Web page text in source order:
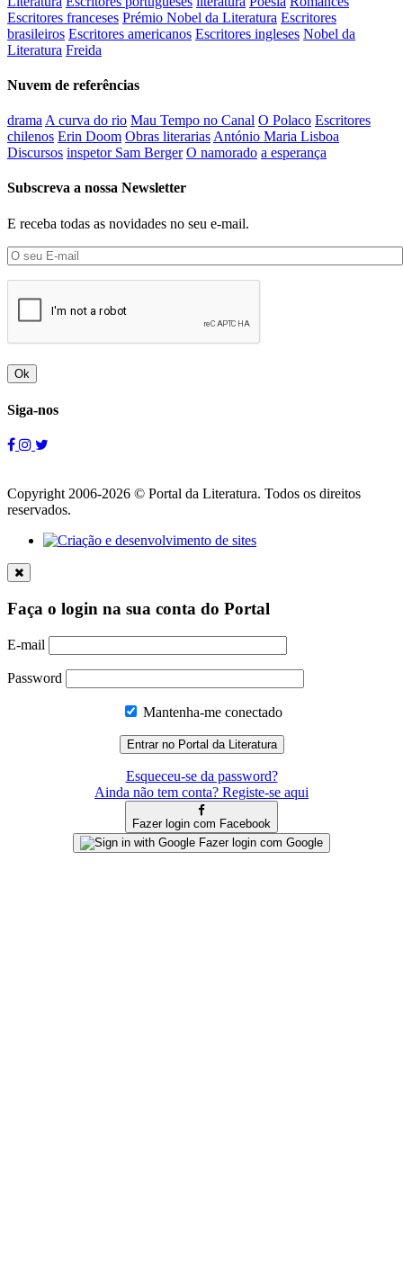
Escritores franceses Prémio Nobel da Literatura Escritores
brasileiros Escritores americanos Escritores ingleses Nobel da
Literatura Freida
Nuvem de referências
drama A curva do rio Mau Tempo no Canal O Polaco Escritores
chilenos Erin Doom Obras literarias António Maria Lisboa
Discursos inspetor Sam Berger O namorado a esperança
Subscreva a nossa Newsletter
E receba todas as novidades no seu e-mail.
Ok
Siga-nos
Copyright 2006-2026 © Portal da Literatura. Todos os direitos
reservados.
Faça o login na sua conta do Portal
E-mail
Password
Mantenha-me conectado
Esqueceu-se da password?
Ainda não tem conta? Registe-se aqui
Fazer login com Facebook
Fazer login com Google